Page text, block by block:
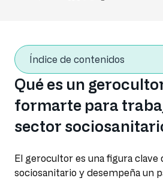
Índice de contenidos
Qué es un
formarte para
sector
El gerocultor es una figura
sociosanitario y desempeña un